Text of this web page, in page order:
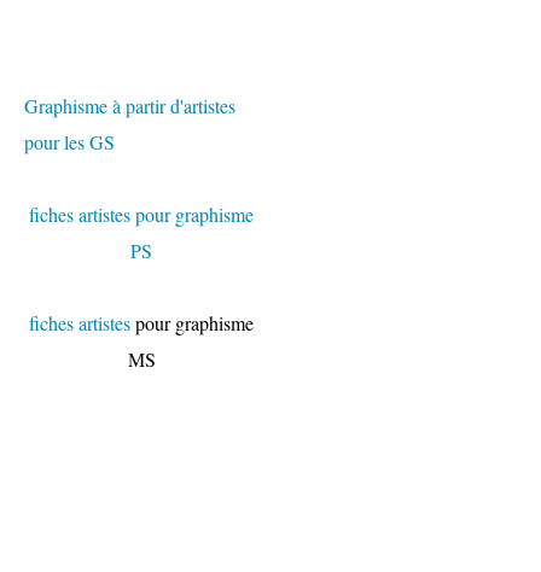
Graphisme à partir d'artistes
pour les GS
fiches artistes pour graphisme
PS
fiches artistespour graphisme
MS